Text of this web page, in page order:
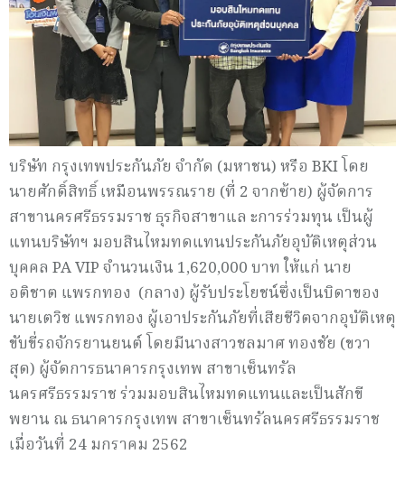
บริษัท กรุงเทพประกันภัย จำกัด (มหาชน) หรือ BKI โดย
นายศักดิ์สิทธิ์ เหมือนพรรณราย (ที่ 2 จากซ้าย) ผู้จัดการ
สาขานครศรีธรรมราช ธุรกิจสาขาแล ะการร่วมทุน เป็นผู้
แทนบริษัทฯ มอบสินไหมทดแทนประกันภัยอุบัติเหตุส่วน
บุคคล PA VIP จำนวนเงิน 1,620,000 บาท ให้แก่ นาย
อติชาต แพรกทอง (กลาง) ผู้รับประโยชน์ซึ่งเป็นบิดาของ
นายเตวิช แพรกทอง ผู้เอาประกันภัยที่เสียชีวิตจากอุบัติเหตุ
ขับขี่รถจักรยานยนต์ โดยมีนางสาวชลมาศ ทองชัย (ขวา
สุด) ผู้จัดการธนาคารกรุงเทพ สาขาเซ็นทรัล
นครศรีธรรมราช ร่วมมอบสินไหมทดแทนและเป็นสักขี
พยาน ณ ธนาคารกรุงเทพ สาขาเซ็นทรัลนครศรีธรรมราช
เมื่อวันที่ 24 มกราคม 2562